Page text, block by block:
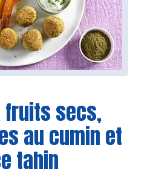
fruits secs,
au cumin et
tahin